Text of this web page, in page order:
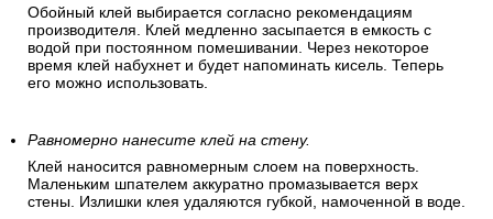
Сдвинутая подгонка (подгонка по рисунку, т.е.
последующее полотнище, клеится с вертикальным сдвигом
относительно предыдущего
Рисунок не определен (встречная наклейка). Каждое из
последующих полотен клеится в противоположном
Подготовьте обойный клей
Обойный клей выбирается согласно рекомендациям
производителя. Клей медленно засыпается в емкость с